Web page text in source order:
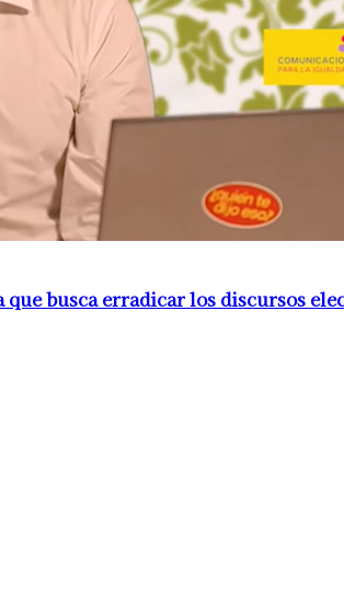
que busca erradicar los discursos